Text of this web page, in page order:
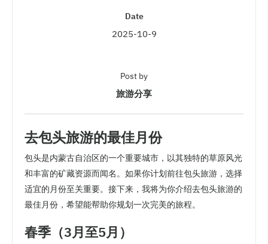
Date
2025-10-9
Post by
旅游分享
去包头旅游的最佳月份
包头是内蒙古自治区的一个重要城市，以其独特的草原风光
和丰富的矿藏资源而闻名。如果你计划前往包头旅游，选择
适宜的月份至关重要。接下来，我将为你介绍去包头旅游的
最佳月份，希望能帮助你规划一次完美的旅程。
春季（3月至5月）